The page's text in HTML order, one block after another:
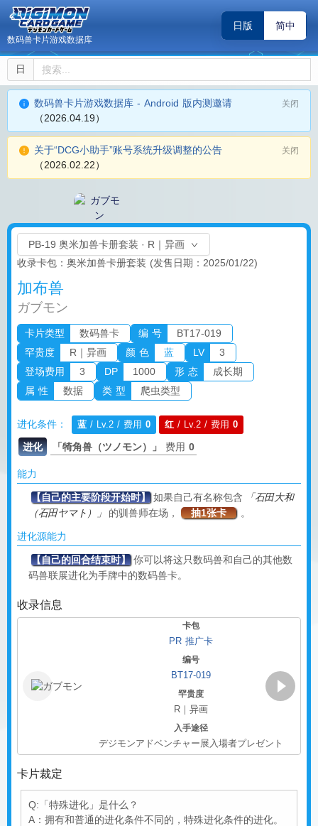
数码兽卡片游戏数据库
日版 简中
日
数码兽卡片游戏数据库 - Android 版内测邀请
（2026.04.19）
关闭
关于“DCG小助手”账号系统升级调整的公告
（2026.02.22）
关闭
收录卡包：奥米加兽卡册套装 (发售日期：2025/01/22)
PB-19 奥米加兽卡册套装 · R｜异画
加布兽
ガブモン
卡片类型 数码兽卡 编 号
BT17-019
罕贵度
R｜异画 颜 色 蓝 LV
3
登场费用
3 DP 1000 形 态
成长期
属 性
数据 类 型 爬虫类型
进化条件： 蓝 / Lv.2 / 费用 0 红 / Lv.2 / 费用 0
进化 「犄角兽（ツノモン）」 费用 0
能力
【自己的主要阶段开始时】 如果自己有名称包含
「石田大和
（石田ヤマト）」
的驯兽师在场， 抽1张卡 。
进化源能力
【自己的回合结束时】 你可以将这只数码兽和自己的其他数
码兽联展进化为手牌中的数码兽卡。
收录信息
卡包
PR 推广卡
编号
BT17-019
罕贵度
R｜异画
入手途径
デジモンアドベンチャー展入場者プレゼント
卡片裁定
Q:「特殊进化」是什么？
A：拥有和普通的进化条件不同的，特殊进化条件的进化。